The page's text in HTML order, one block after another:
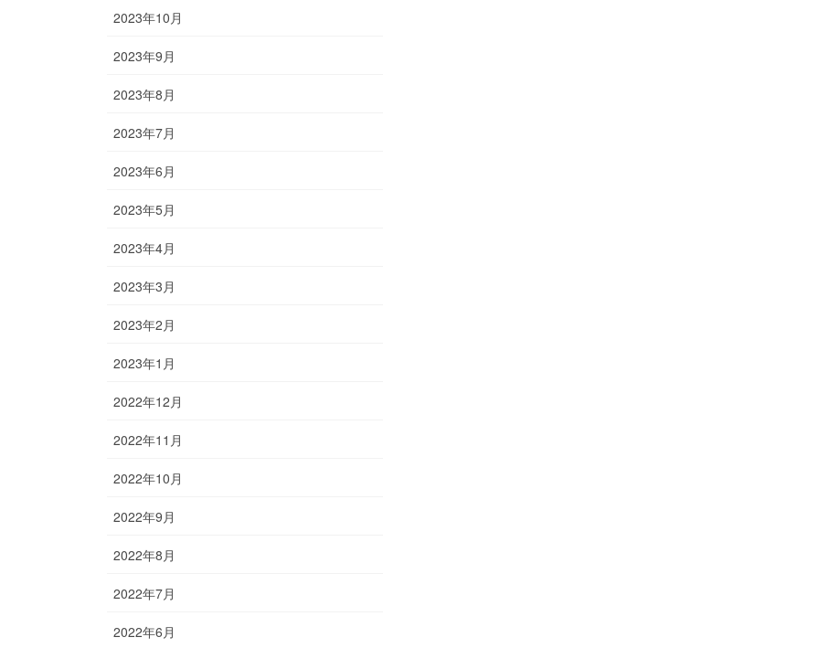
2023年10月
2023年9月
2023年8月
2023年7月
2023年6月
2023年5月
2023年4月
2023年3月
2023年2月
2023年1月
2022年12月
2022年11月
2022年10月
2022年9月
2022年8月
2022年7月
2022年6月